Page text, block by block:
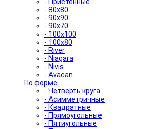
- 80x80
- 90x90
- 90x70
- 100x100
- 100x80
- River
- Niagara
- Nivis
- Avacan
По форме
- Четверть круга
- Асимметричные
- Квадратные
- Прямоугольные
- Пятиугольные